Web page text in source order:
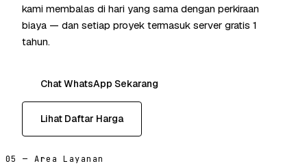
kami membalas di hari yang sama dengan perkiraan
biaya — dan setiap proyek termasuk server gratis 1
tahun.
Chat WhatsApp Sekarang
Lihat Daftar Harga
05 — Area Layanan